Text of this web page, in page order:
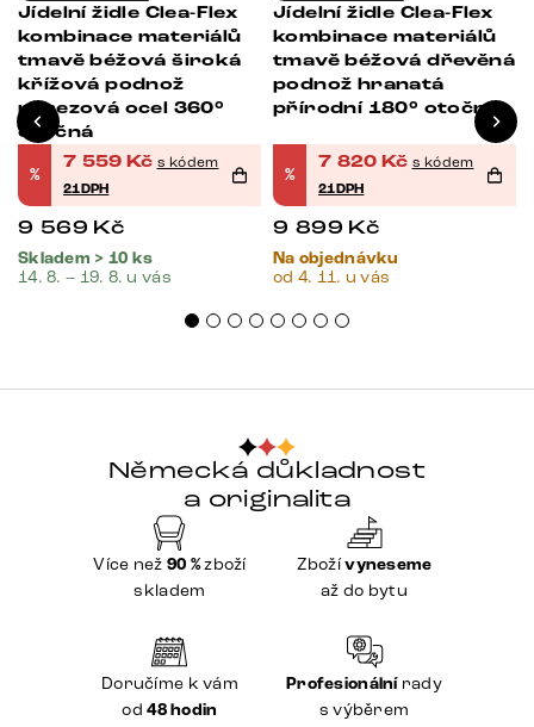
Jídelní židle Clea-Flex
kombinace materiálů
tmavě béžová široká
křížová podnož
nerezová ocel 360°
otočná
%
7 559 Kč s kódem
21DPH
9 569 Kč
Skladem > 10 ks
14. 8. – 19. 8. u vás
Jídelní židle Clea-Flex
kombinace materiálů
tmavě béžová dřevěná
podnož hranatá
přírodní 180° otočná
%
7 820 Kč s kódem
21DPH
9 899 Kč
Na objednávku
od 4. 11. u vás
Německá důkladnost
a originalita
Více než 90 %zboží
skladem
Zbožívyneseme
až do bytu
Doručíme k vám
od48 hodin
Profesionálnírady
s výběrem